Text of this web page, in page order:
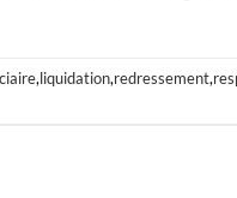
,liquidation,redressement,